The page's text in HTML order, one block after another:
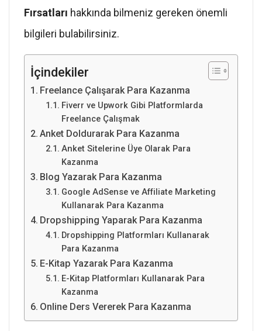
Fırsatları hakkında bilmeniz gereken önemli
bilgileri bulabilirsiniz.
İçindekiler
Freelance Çalışarak Para Kazanma
Fiverr ve Upwork Gibi Platformlarda
Freelance Çalışmak
Anket Doldurarak Para Kazanma
Anket Sitelerine Üye Olarak Para
Kazanma
Blog Yazarak Para Kazanma
Google AdSense ve Affiliate Marketing
Kullanarak Para Kazanma
Dropshipping Yaparak Para Kazanma
Dropshipping Platformları Kullanarak
Para Kazanma
E-Kitap Yazarak Para Kazanma
E-Kitap Platformları Kullanarak Para
Kazanma
Online Ders Vererek Para Kazanma